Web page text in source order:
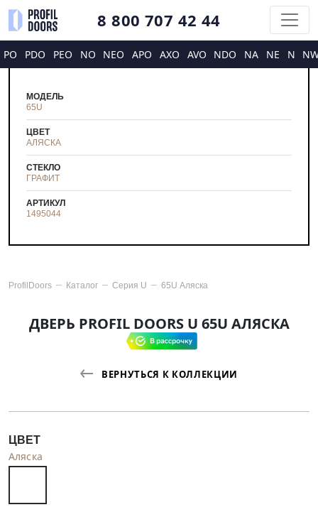
8 800 707 42 44
PO PDO PEO NO NEO APO AXO AVO NDO NA NE N
МОДЕЛЬ
65U
ЦВЕТ
АЛЯСКА
СТЕКЛО
ГРАФИТ
АРТИКУЛ
1495044
ProfilDoors Каталог Серия U 65U Аляска
ДВЕРЬ PROFIL DOORS U 65U АЛЯСКА
ВЕРНУТЬСЯ К КОЛЛЕКЦИИ
ЦВЕТ
Аляска